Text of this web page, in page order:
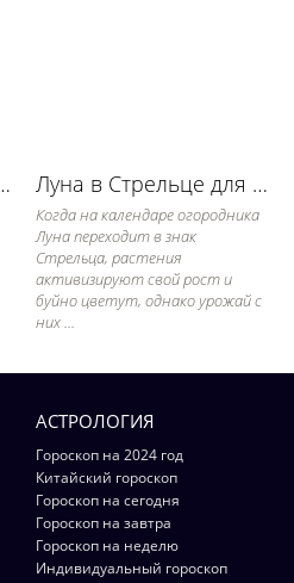
стрижки волос Луна в Стрельце для работы в огороде
Когда на календаре огородника
Луна переходит в знак
Стрельца, растения
активизируют свой рост и
буйно цветут, однако урожай с
них ...
АСТРОЛОГИЯ
Гороскоп на 2024 год
Китайский гороскоп
Гороскоп на сегодня
Гороскоп на завтра
Гороскоп на неделю
Индивидуальный гороскоп